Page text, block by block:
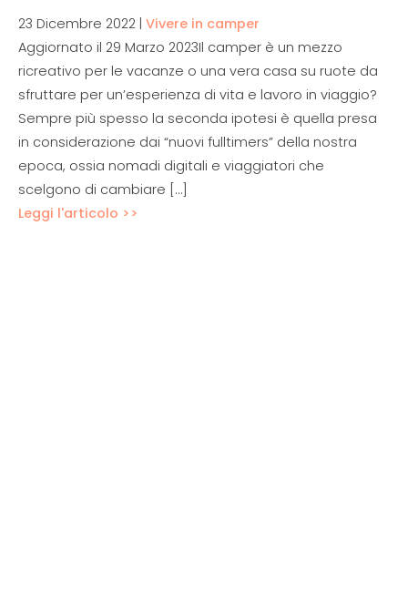
23 Dicembre 2022 Vivere in camper
Aggiornato il 29 Marzo 2023Il camper è un mezzo
ricreativo per le vacanze o una vera casa su ruote da
sfruttare per un’esperienza di vita e lavoro in viaggio?
Sempre più spesso la seconda ipotesi è quella presa
in considerazione dai “nuovi fulltimers” della nostra
epoca, ossia nomadi digitali e viaggiatori che
scelgono di cambiare […]
Leggi l'articolo >>